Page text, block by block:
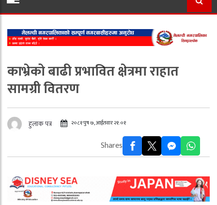
काभ्रेको बाढी प्रभावित क्षेत्रमा राहात
सामग्री वितरण
हुलाक पत्र २०८१ पुष ७, आईतवार २१:०१
Shares